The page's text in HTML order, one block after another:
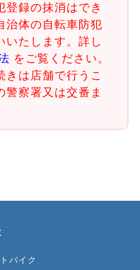
録の抹消はでき
治体の自転車防犯
いたします。詳し
をご覧ください。
は店舗で行うこ
警察署又は交番ま
バイク